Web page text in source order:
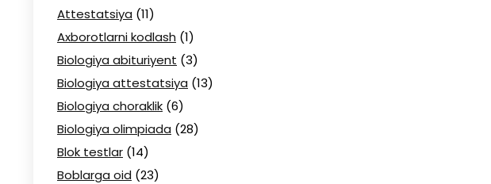
Attestatsiya (11)
Axborotlarni kodlash (1)
Biologiya abituriyent (3)
Biologiya attestatsiya (13)
Biologiya choraklik (6)
Biologiya olimpiada (28)
Blok testlar (14)
Boblarga oid (23)